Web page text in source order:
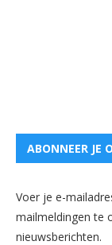
ABONNEER JE
Voer je e-
mailmeldingen te
nieuwsberichten.